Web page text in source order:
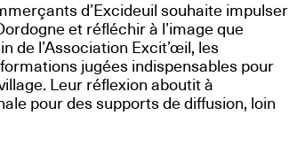
d’Excideuil souhaite impulser
et réfléchir à l’image que
de l’Association Excit’œil, les
jugées indispensables pour
Leur réflexion aboutit à
pour des supports de diffusion, loin